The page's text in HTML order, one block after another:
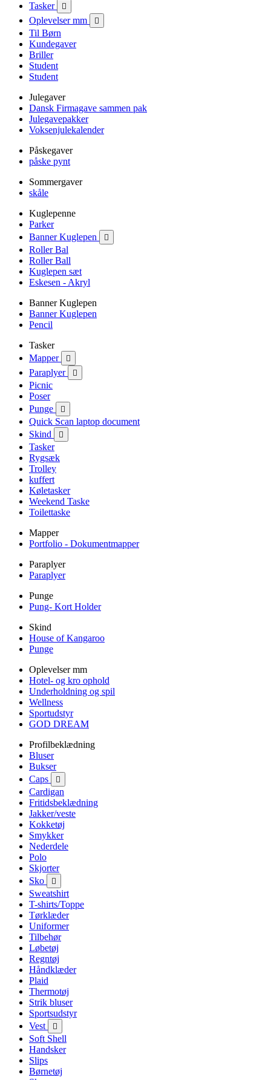
Tasker 
Oplevelser mm 
Til Børn
Kundegaver
Briller
Student
Student
Julegaver
Dansk Firmagave sammen pak
Julegavepakker
Voksenjulekalender
Påskegaver
påske pynt
Sommergaver
skåle
Kuglepenne
Parker
Banner Kuglepen

Roller Bal
Roller Ball
Kuglepen sæt
Eskesen - Akryl
Banner Kuglepen
Banner Kuglepen
Pencil
Tasker
Mapper

Paraplyer 
Picnic
Poser
Punge

Quick Scan laptop document
Skind

Tasker
Rygsæk
Trolley
kuffert
Køletasker
Weekend Taske
Toilettaske
Mapper
Portfolio - Dokumentmapper
Paraplyer
Paraplyer
Punge
Pung- Kort Holder
Skind
House of Kangaroo
Punge
Oplevelser mm
Hotel- og kro ophold
Underholdning og spil
Wellness
Sportudstyr
GOD DREAM
Profilbeklædning
Bluser
Bukser
Caps

Cardigan
Fritidsbeklædning
Jakker/veste
Kokketøj
Smykker
Nederdele
Polo
Skjorter
Sko

Sweatshirt
T-shirts/Toppe
Tørklæder
Uniformer
Tilbehør
Løbetøj
Regntøj
Håndklæder
Plaid
Thermotøj
Strik bluser
Sportsudstyr
Vest

Soft Shell
Handsker
Slips
Børnetøj